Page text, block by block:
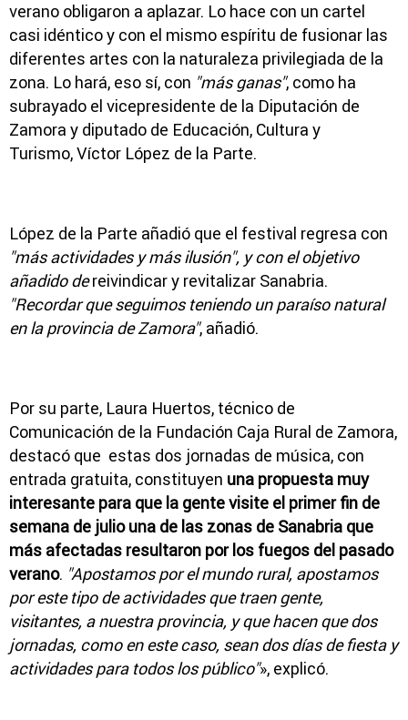
verano obligaron a aplazar. Lo hace con un cartel
casi idéntico y con el mismo espíritu de fusionar las
diferentes artes con la naturaleza privilegiada de la
zona. Lo hará, eso sí, con "más ganas", como ha
subrayado el vicepresidente de la Diputación de
Zamora y diputado de Educación, Cultura y
Turismo, Víctor López de la Parte.
López de la Parte añadió que el festival regresa con
"más actividades y más ilusión", y con el objetivo
añadido dereivindicar y revitalizar Sanabria.
"Recordar que seguimos teniendo un paraíso natural
en la provincia de Zamora", añadió.
Por su parte, Laura Huertos, técnico de
Comunicación de la Fundación Caja Rural de Zamora,
destacó que estas dos jornadas de música, con
entrada gratuita, constituyen una propuesta muy
interesante para que la gente visite el primer fin de
semana de julio una de las zonas de Sanabria que
más afectadas resultaron por los fuegos del pasado
verano. "Apostamos por el mundo rural, apostamos
por este tipo de actividades que traen gente,
visitantes, a nuestra provincia, y que hacen que dos
jornadas, como en este caso, sean dos días de fiesta y
actividades para todos los público"», explicó.